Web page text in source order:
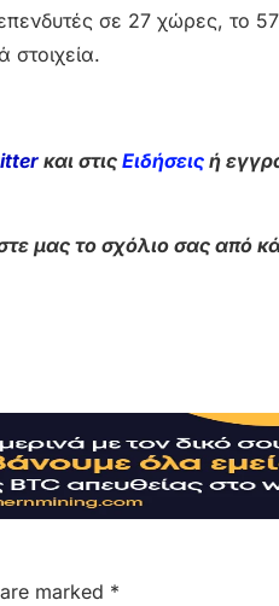
σε 27 χώρες, το
στοιχεία.
και στις Ειδήσεις ή
μας το σχόλιο σας από
marked *